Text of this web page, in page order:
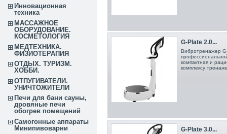
Инновационная
техника
МАССАЖНОЕ
ОБОРУДОВАНИЕ.
КОСМЕТОЛОГИЯ
МЕДТЕХНИКА.
ФИЗИОТЕРАПИЯ
ОТДЫХ. ТУРИЗМ.
ХОББИ.
ОТПУГИВАТЕЛИ.
УНИЧТОЖИТЕЛИ
Печи для бани сауны,
дровяные печи
обогрев помещений
Самогонные аппараты
Минипивоварни
G-Plate 2.0...
Вибротренажер
компактная и
комплексу
G-Plate 3.0...